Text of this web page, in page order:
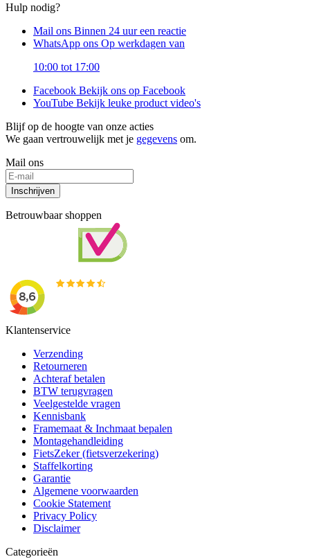
Hulp nodig?
Mail ons Binnen 24 uur een reactie
WhatsApp ons Op werkdagen van
10:00 tot 17:00
Facebook Bekijk ons op Facebook
YouTube Bekijk leuke product video's
Blijf op de hoogte van onze acties
We gaan vertrouwelijk met je gegevens om.
Mail ons
Inschrijven
Betrouwbaar shoppen
Klantenservice
Verzending
Retourneren
Achteraf betalen
BTW terugvragen
Veelgestelde vragen
Kennisbank
Framemaat & Inchmaat bepalen
Montagehandleiding
FietsZeker (fietsverzekering)
Staffelkorting
Garantie
Algemene voorwaarden
Cookie Statement
Privacy Policy
Disclaimer
Categorieën